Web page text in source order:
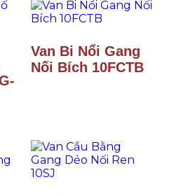
Van Bi Nổi Gang
Nối Bích 10FCTB